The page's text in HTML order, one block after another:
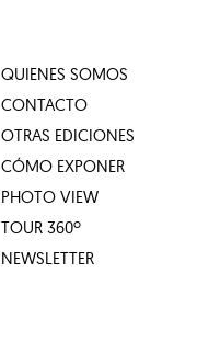
QUIENES SOMOS
CONTACTO
OTRAS EDICIONES
CÓMO EXPONER
PHOTO VIEW
TOUR 360º
NEWSLETTER